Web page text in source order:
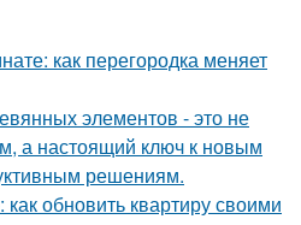
как перегородка меняет
элементов - это не
а настоящий ключ к новым
решениям.
обновить квартиру своими